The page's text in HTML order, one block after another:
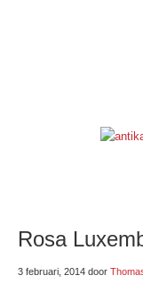
Rosa
3 februari, 2014 door